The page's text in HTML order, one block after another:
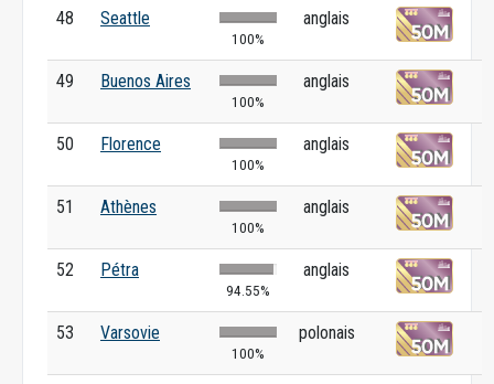
48 Seattle
100%
anglais
49 Buenos Aires
100%
anglais
50 Florence
100%
anglais
51 Athènes
100%
anglais
52 Pétra
94.55%
anglais
53 Varsovie
100%
polonais